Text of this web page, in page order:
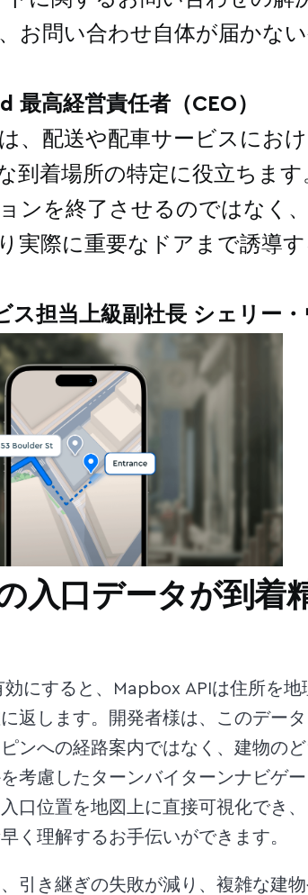
お問い合わせ自体が届かな
高経営責任者（CEO）
、配送や配車サービスにお
到着場所の特定に役立ちます
ンを終了させるのではなく
実際に重要なドアまで誘導す
ス担当上級副社長 シェリー
入口データが到着
にすると、Mapbox APIは住所を地
返します。開発者様は、このデータ
ンへの経路案内ではなく、建物の
考慮したターンバイターンナビゲ
口位置を地図上に直接可視化でき
く理解するお手伝いができます。
引き継ぎの失敗が減り、複雑な建